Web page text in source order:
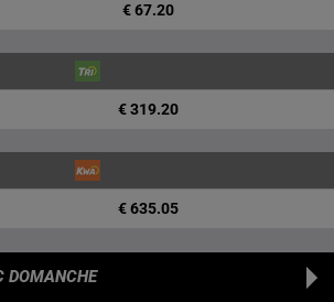
€ 67.20
€ 319.20
€ 635.05
DOMANCHE